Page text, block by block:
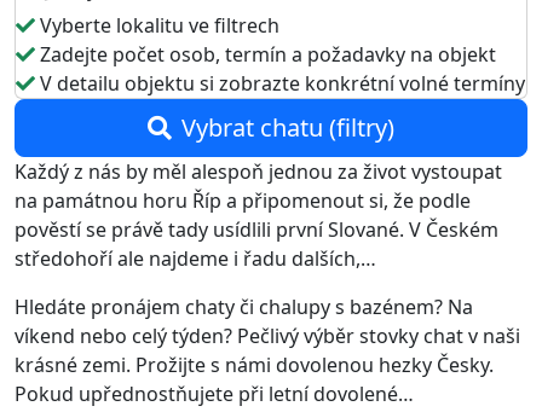
Vyberte lokalitu ve filtrech
Zadejte počet osob, termín a požadavky na objekt
V detailu objektu si zobrazte konkrétní volné termíny
Vybrat chatu (filtry)
Každý z nás by měl alespoň jednou za život vystoupat
na památnou horu Říp a připomenout si, že podle
pověstí se právě tady usídlili první Slované. V Českém
středohoří ale najdeme i řadu dalších,…
Hledáte pronájem chaty či chalupy s bazénem? Na
víkend nebo celý týden? Pečlivý výběr stovky chat v naši
krásné zemi. Prožijte s námi dovolenou hezky Česky.
Pokud upřednostňujete při letní dovolené…